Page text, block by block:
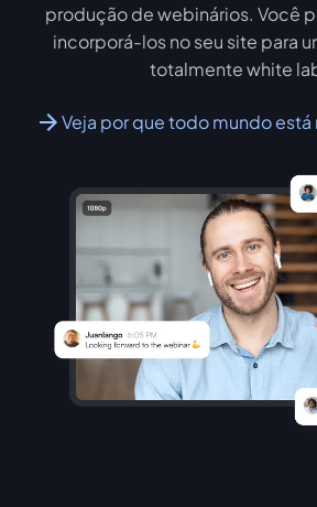
produção de webinários. Você
incorporá-los no seu site para
totalmente white
Veja por que todo mundo